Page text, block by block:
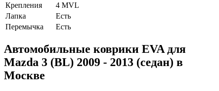
Крепления
4 MVL
Лапка
Есть
Перемычка
Есть
Автомобильные коврики EVA для
Mazda 3 (BL) 2009 - 2013 (седан) в
Москве